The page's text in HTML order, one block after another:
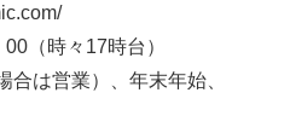
（時々17時台）
は営業）、年末年始、